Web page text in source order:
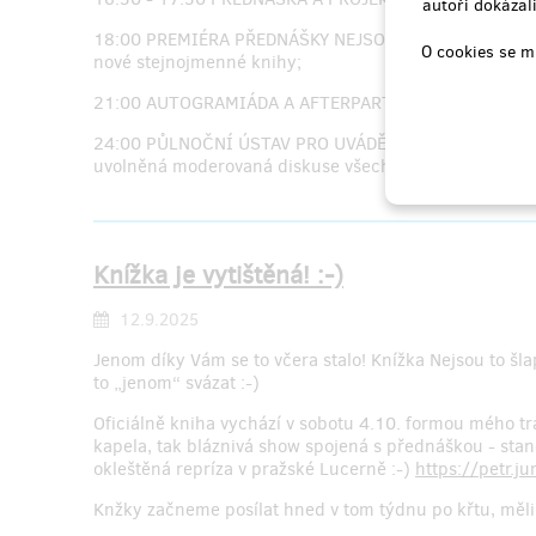
autoři
O cookies se
18:00 PREMIÉRA PŘEDNÁŠKY NEJSOU TO ŠLAPKY
nové stejnojmenné knihy;
21:00 AUTOGRAMIÁDA A AFTERPARTY s kapelou
24:00 PŮLNOČNÍ ÚSTAV PRO UVÁDĚNÍ VĚCÍ NA
uvolněná moderovaná diskuse všech hlavních hrdinů
Knížka je vytištěná! :-)
12.9.2025
Jenom díky Vám se to včera stalo! Knížka Nejsou to
to „jenom“ svázat :-)
Oficiálně kniha vychází v sobotu 4.10. formou mého
kapela, tak bláznivá show spojená s přednáškou -
okleštěná repríza v pražské Lucerně :-) https://
Knžky začneme posílat hned v tom týdnu po křtu,